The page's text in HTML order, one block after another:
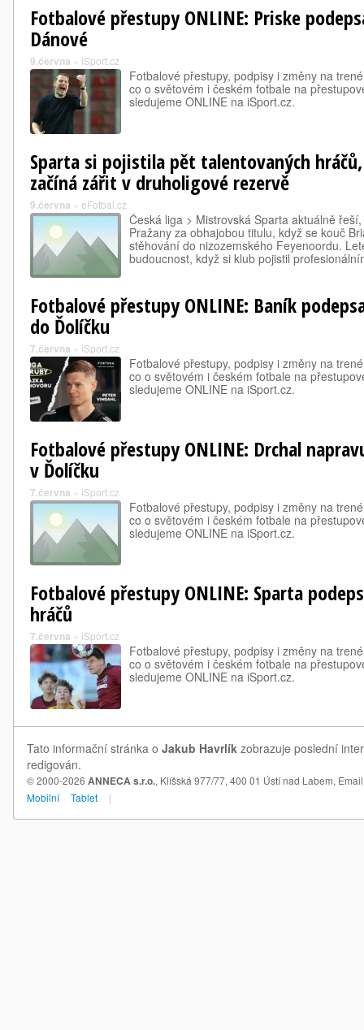
Fotbalové přestupy ONLINE: Priske
Dánové
9.června » iSport.cz
Fotbalové přestupy, podpisy i změny na
co o světovém i českém fotbale na
sledujeme ONLINE na iSport.cz.
Sparta si pojistila pět talentovaných
začíná zářit v druholigové rezervě
9.června » eFotbal.cz
Česká liga > Mistrovská Sparta aktuálně
Pražany za obhajobou titulu, když se kouč
stěhování do nizozemského Feyenoordu.
budoucnost, když si klub pojistil
Fotbalové přestupy ONLINE: Baník
do Ďolíčku
7.června » iSport.cz
Fotbalové přestupy, podpisy i změny na
co o světovém i českém fotbale na
sledujeme ONLINE na iSport.cz.
Fotbalové přestupy ONLINE: Drchal
v Ďolíčku
7.června » iSport.cz
Fotbalové přestupy, podpisy i změny na
co o světovém i českém fotbale na
sledujeme ONLINE na iSport.cz.
Fotbalové přestupy ONLINE: Sparta
hráčů
7.června » iSport.cz
Fotbalové přestupy, podpisy i změny na
co o světovém i českém fotbale na
sledujeme ONLINE na iSport.cz.
Tato informační stránka o Jakub Havrlík zobrazuje poslední
redigován.
© 2000-2026 ANNECA s.r.o., Klíšská 977/77, 400 01 Ústí nad Labem,
Mobilní
Tablet |